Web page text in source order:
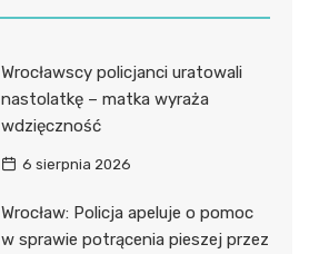
Wrocławscy policjanci uratowali
nastolatkę – matka wyraża
wdzięczność
6 sierpnia 2026
Wrocław: Policja apeluje o pomoc
w sprawie potrącenia pieszej przez